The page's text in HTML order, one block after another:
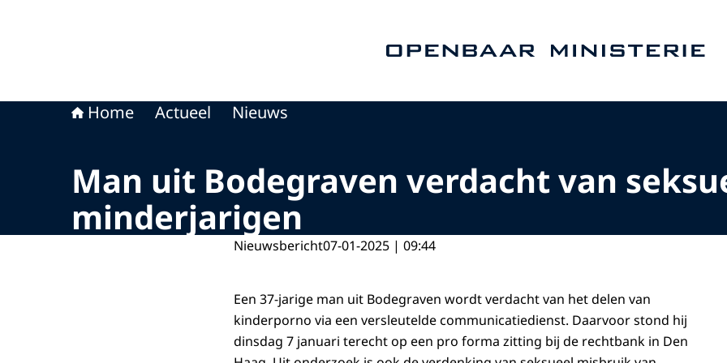
Home Actueel Nieuws
Man uit Bodegraven verdacht van
minderjarigen
Nieuwsbericht07-01-2025 | 09:44
Een 37-jarige man uit Bodegraven wordt verdacht van het delen van
kinderporno via een versleutelde communicatiedienst. Daarvoor stond hij
dinsdag 7 januari terecht op een pro forma zitting bij de rechtbank in Den